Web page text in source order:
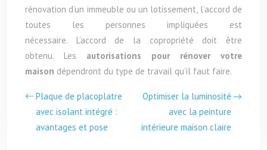
rénovation d’un immeuble ou un lotissement, l’accord de
toutes les personnes impliquées est
nécessaire. L’accord de la copropriété doit être
obtenu. Les autorisations pour rénover votre
maison dépendront du type de travail qu’il faut faire.
Plaque de placoplatre
avec isolant intégré :
avantages et pose
Optimiser la luminosité
avec la peinture
intérieure maison claire